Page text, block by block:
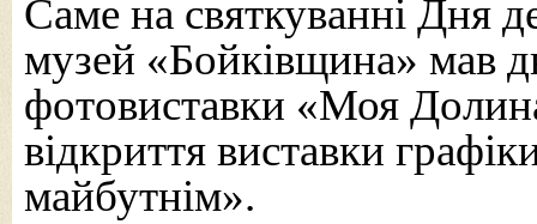
Саме на святкуванні Дня
музей «Бойківщина» мав
фотовиставки «Моя
відкриття виставки
майбутнім».